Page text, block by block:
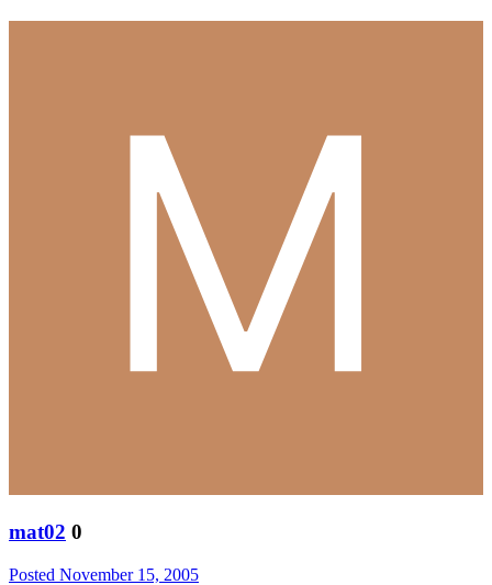
mat02 0
Posted November 15, 2005